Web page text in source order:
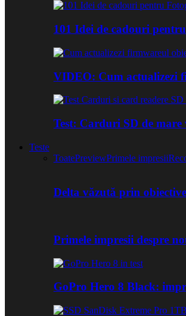
101 Idei de cadouri
VIDEO: Cum actualizezi
Test: Carduri SD de
Teste
ToatePreviewPrimele impresii
Delta văzută prin
Primele impresii despre
GoPro Hero 8 Black: